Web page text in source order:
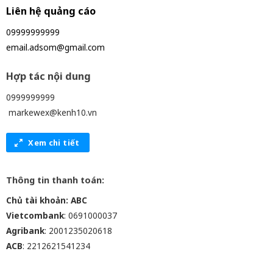
Liên hệ quảng cáo
09999999999
email.adsom@gmail.com
Hợp tác nội dung
0999999999
markewex@kenh10.vn
Xem chi tiết
Thông tin thanh toán:
Chủ tài khoản: ABC
Vietcombank: 0691000037
Agribank: 2001235020618
ACB: 2212621541234